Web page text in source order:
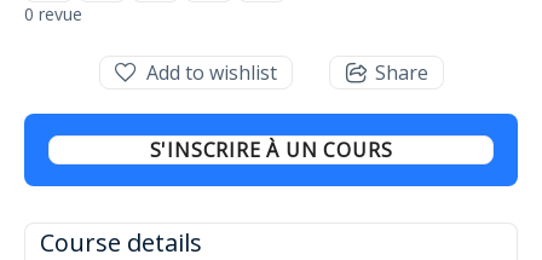
0 revue
Add to wishlist Share
S'INSCRIRE À UN COURS
Course details